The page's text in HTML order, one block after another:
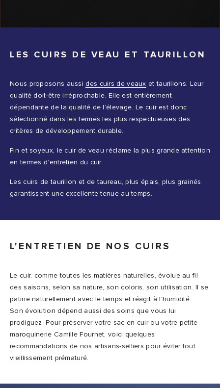
LES CUIRS DE VEAU ET TAURILLON
Nous proposons aussi des cuirs de veaux et taurillons. Leur
qualité doit-être irréprochable. Elle est entièrement
dépendante de la qualité de l’élevage. Le cuir est donc
sélectionné dans les fermes les plus respectueuses des
critères de développement durable.
Fin et soyeux, le cuir de veau réclame la plus grande attention
en termes d’entretien du cuir.
Les cuirs de taurillon et de taureau, plus épais, plus grainés,
garantissent une excellente tenue au temps.
L'ENTRETIEN DE NOS CUIRS
Le cuir, comme toutes les matières naturelles, évolue au fil
des saisons, selon sa nature, son coloris, son utilisation. Il se
patine naturellement avec le temps et réagit à l’humidité.
Son évolution dépend aussi des soins que vous lui
prodiguez. Pour préserver votre sac en cuir ou votre petite
maroquinerie Camille Fournet, voici quelques
recommandations de nos artisans-selliers pour éviter tout
vieillissement prématuré.